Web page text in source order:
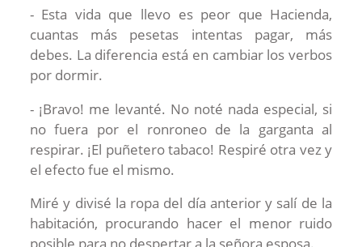
- Esta vida que llevo es peor que Hacienda,
cuantas más pesetas intentas pagar, más
debes. La diferencia está en cambiar los verbos
por dormir.
- ¡Bravo! me levanté. No noté nada especial, si
no fuera por el ronroneo de la garganta al
respirar. ¡El puñetero tabaco! Respiré otra vez y
el efecto fue el mismo.
Miré y divisé la ropa del día anterior y salí de la
habitación, procurando hacer el menor ruido